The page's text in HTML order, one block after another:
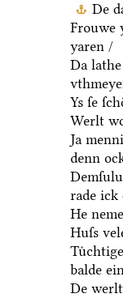
De
Frouwe
yaren /
Da
Ys ſe
Werlt
Ja
denn
rade ick
He
Huſs
balde
De